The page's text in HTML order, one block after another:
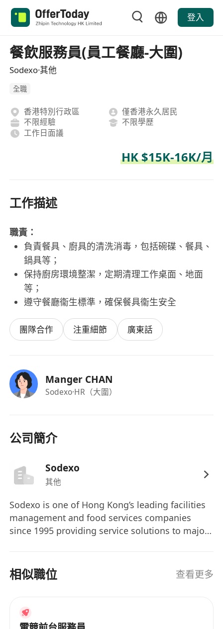
登入
餐飲服務員(員工餐廳-大圍)
Sodexo·其他
全職
香港特別行政區
僅香港永久居民
不限經驗
不限學歷
工作日面議
HK $15K-16K/月
工作描述
職責：
負責餐具、廚具的清洗消毒，包括碗碟、餐具、
鍋具等；
保持廚房環境整潔，定期清理工作桌面、地面
等；
遵守餐廳衞生標準，確保餐具衞生安全
團隊合作 注重細節 廣東話
Manger CHAN
Sodexo·HR（大圍）
公司簡介
Sodexo
其他
Sodexo is one of Hong Kong’s leading facilities
management and food services companies
since 1995 providing service solutions to major
facilities management, employee benefits and
personal home services to 100 million
412,000 employees. We believe in the difference
a day makes. That’s why we are proud to focus
相似職位 查看更多